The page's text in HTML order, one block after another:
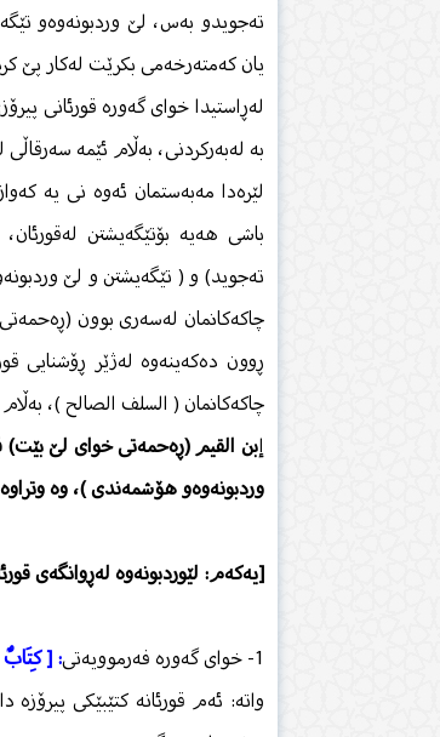
تەجویدو بەس، لێ وردبونەوەو
یان كەمتەرخەمی بكرێت لەكار پێ
لەڕاستیدا خوای گەورە قورئانی
بە لەبەركردنی، بەڵام ئێمە
لێرەدا مەبەستمان ئەوە نی یە
باشی هەیە بۆتێگەیشتن
تەجوید) و ( تێگەیشتن و لێ
چاكەكانمان لەسەری بوون
ڕوون دەكەینەوە لەژێر ڕۆشنایی
چاكەكانمان ( السلف الصالح )،
إبن القیم (ڕەحمەتی خوای لێ بێت)
وردبونەوەو هۆشمەندی )، وە
[یەكەم: لێوردبونەوە لەڕوانگەی
1- خوای گەورە فەرموویەتی : [ كِتَابٌ
واتە: ئەم قورئانە كتێبێكی پیرۆزە